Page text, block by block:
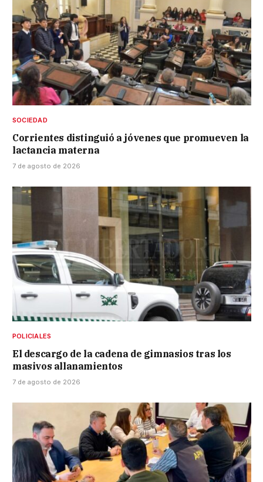
SOCIEDAD
Corrientes distinguió a jóvenes que promueven la
lactancia materna
7 de agosto de 2026
POLICIALES
El descargo de la cadena de gimnasios tras los
masivos allanamientos
7 de agosto de 2026